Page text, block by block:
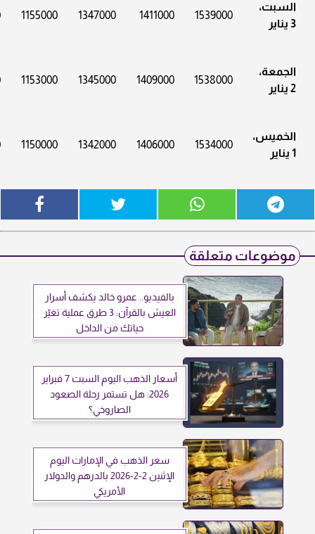
السبت،
3 يناير
1539000
1411000
1347000
1155000
الجمعة،
2 يناير
1538000
1409000
1345000
1153000
الخميس،
1 يناير
1534000
1406000
1342000
1150000
موضوعات متعلقة
بالفيديو.. عمرو خالد يكشف أسرار
العيش بالقرآن: 3 طرق عملية تغيّر
حياتك من الداخل
أسعار الذهب اليوم السبت 7 فبراير
2026: هل تستمر رحلة الصعود
الصاروخي؟
سعر الذهب في الإمارات اليوم
الإثنين 2-2-2026 بالدرهم والدولار
الأمريكي